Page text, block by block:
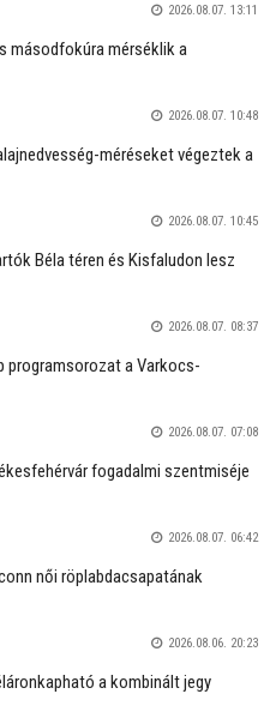
2026.08.07. 13:11
másodfokúra mérséklik a
2026.08.07. 10:48
méréseket végeztek a
2026.08.07. 10:45
Béla téren és Kisfaludon lesz
2026.08.07. 08:37
programsorozat a Varkocs-
2026.08.07. 07:08
fogadalmi szentmiséje
2026.08.07. 06:42
női röplabdacsapatának
2026.08.06. 20:23
a kombinált jegy